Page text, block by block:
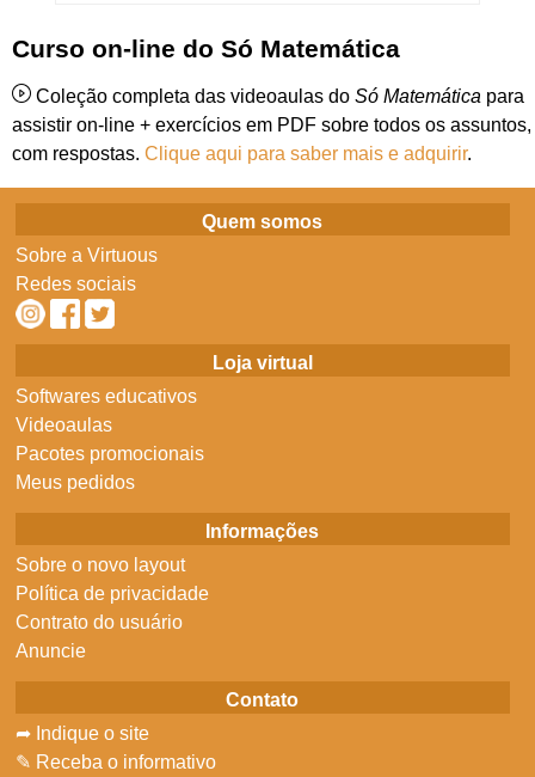
Curso on-line do Só Matemática
Coleção completa das videoaulas do Só Matemática para
assistir on-line + exercícios em PDF sobre todos os assuntos,
com respostas. Clique aqui para saber mais e adquirir.
Quem somos
Sobre a Virtuous
Redes sociais
Loja virtual
Softwares educativos
Videoaulas
Pacotes promocionais
Meus pedidos
Informações
Sobre o novo layout
Política de privacidade
Contrato do usuário
Anuncie
Contato
➦ Indique o site
✎ Receba o informativo